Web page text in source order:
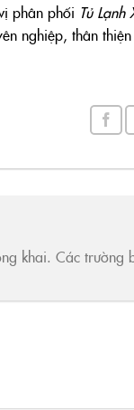
phân phối Tủ
nghiệp, thân
khai. Các trường